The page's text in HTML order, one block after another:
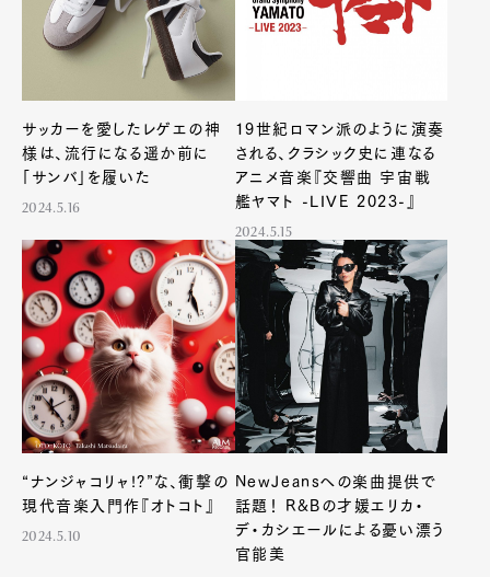
サッカーを愛したレゲエの神
様は、流行になる遥か前に
「サンバ」を履いた
2024.5.16
19世紀ロマン派のように演奏
される、クラシック史に連なる
アニメ音楽『交響曲 宇宙戦
艦ヤマト -LIVE 2023-』
2024.5.15
“ナンジャコリャ!?”な、衝撃の
現代音楽入門作『オトコト』
2024.5.10
NewJeansへの楽曲提供で
話題！ R&Bの才媛エリカ・
デ・カシエールによる憂い漂う
官能美